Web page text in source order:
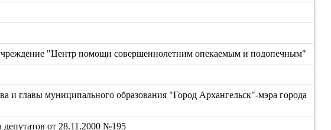
"Центр помощи совершеннолетним опекаемым и подопечным"
и главы муниципального образования "Город Архангельск"-мэра города
депутатов от 28.11.2000 №195